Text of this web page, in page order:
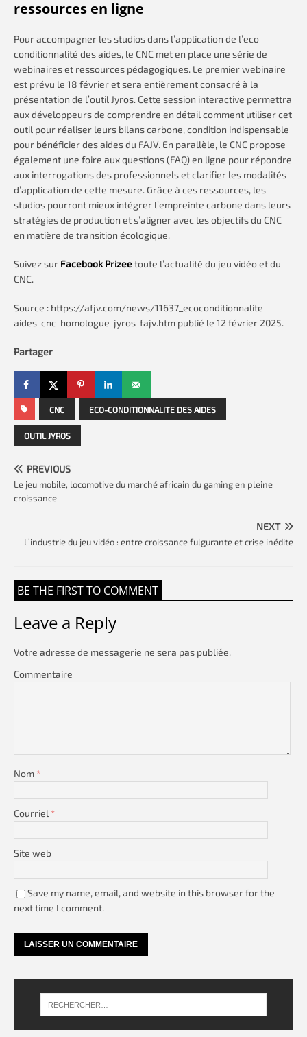
ressources en ligne
Pour accompagner les studios dans l’application de l’eco-
conditionnalité des aides, le CNC met en place une série de
webinaires et ressources pédagogiques. Le premier webinaire
est prévu le 18 février et sera entièrement consacré à la
présentation de l’outil Jyros. Cette session interactive permettra
aux développeurs de comprendre en détail comment utiliser cet
outil pour réaliser leurs bilans carbone, condition indispensable
pour bénéficier des aides du FAJV. En parallèle, le CNC propose
également une foire aux questions (FAQ) en ligne pour répondre
aux interrogations des professionnels et clarifier les modalités
d’application de cette mesure. Grâce à ces ressources, les
studios pourront mieux intégrer l’empreinte carbone dans leurs
stratégies de production et s’aligner avec les objectifs du CNC
en matière de transition écologique.
Suivez sur Facebook Prizeetoute l’actualité du jeu vidéo et du
CNC.
Source : https://afjv.com/news/11637_ecoconditionnalite-
aides-cnc-homologue-jyros-fajv.htm publié le 12 février 2025.
Partager
CNC ECO-CONDITIONNALITE DES AIDES
OUTIL JYROS
PREVIOUS
Le jeu mobile, locomotive du marché africain du gaming en pleine
croissance
NEXT
L’industrie du jeu vidéo : entre croissance fulgurante et crise inédite
BE THE FIRST TO COMMENT
Leave a Reply
Votre adresse de messagerie ne sera pas publiée.
Commentaire
Nom *
Courriel *
Site web
Save my name, email, and website in this browser for the
next time I comment.